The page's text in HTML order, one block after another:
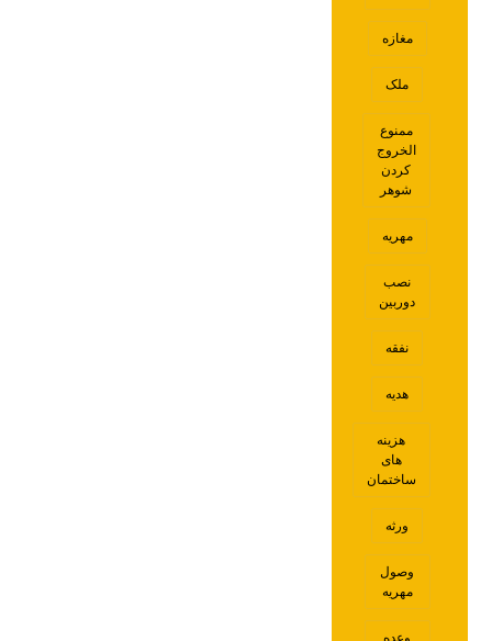
مغازه
ملک
ممنوع
الخروج
کردن
شوهر
مهریه
نصب
دوربین
نفقه
هدیه
هزینه
های
ساختمان
ورثه
وصول
مهریه
وعده